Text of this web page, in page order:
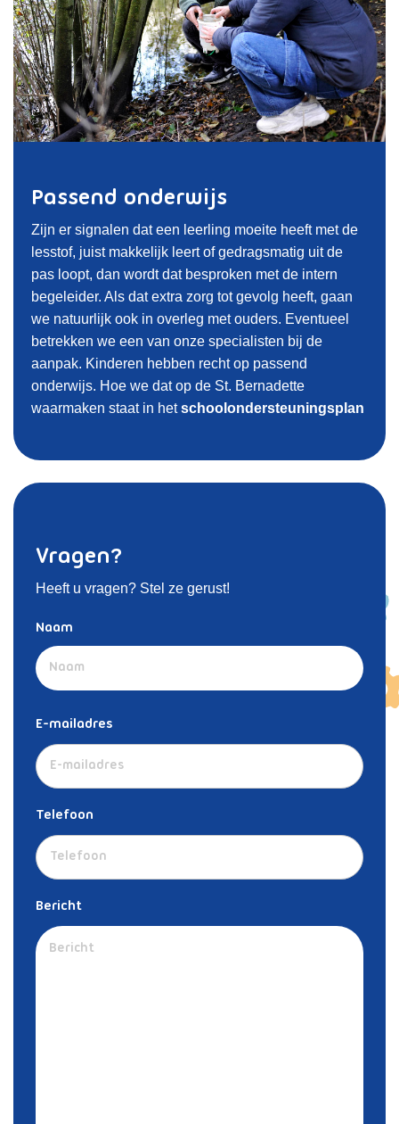
Passend onderwijs
Zijn er signalen dat een leerling moeite heeft met de
lesstof, juist makkelijk leert of gedragsmatig uit de
pas loopt, dan wordt dat besproken met de intern
begeleider. Als dat extra zorg tot gevolg heeft, gaan
we natuurlijk ook in overleg met ouders. Eventueel
betrekken we een van onze specialisten bij de
aanpak. Kinderen hebben recht op passend
onderwijs. Hoe we dat op de St. Bernadette
waarmaken staat in hetschoolondersteuningsplan
Vragen?
Heeft u vragen? Stel ze gerust!
Naam
E-mailadres
Telefoon
Bericht